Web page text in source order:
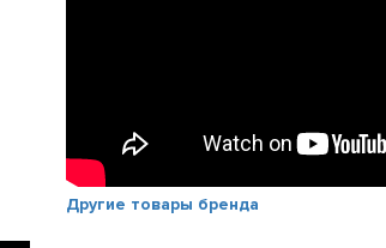
Другие товары бренда